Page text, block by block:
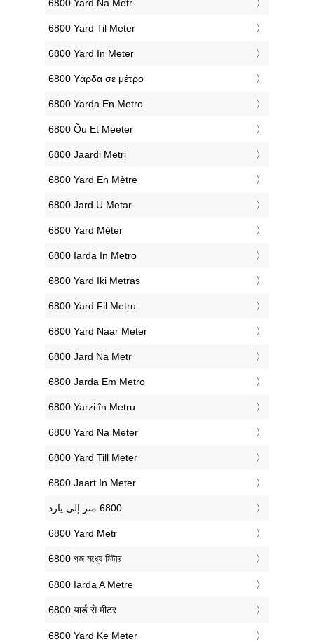
‎6800 Yard Na Metr
‎6800 Yard Til Meter
‎6800 Yard In Meter
‎6800 Υάρδα σε μέτρο
‎6800 Yarda En Metro
‎6800 Õu Et Meeter
‎6800 Jaardi Metri
‎6800 Yard En Mètre
‎6800 Jard U Metar
‎6800 Yard Méter
‎6800 Iarda In Metro
‎6800 Yard Iki Metras
‎6800 Yard Fil Metru
‎6800 Yard Naar Meter
‎6800 Jard Na Metr
‎6800 Jarda Em Metro
‎6800 Yarzi în Metru
‎6800 Yard Na Meter
‎6800 Yard Till Meter
‎6800 Jaart In Meter
‎6800 Yard Metr
‎6800 গজ মধ্যে মিটার
‎6800 Iarda A Metre
‎6800 यार्ड से मीटर
‎6800 Yard Ke Meter